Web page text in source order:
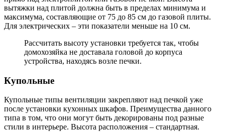
вытяжки над плитой должна быть в пределах минимума и
максимума, составляющие от 75 до 85 см до газовой плиты.
Для электрических – эти показатели меньше на 10 см.
Рассчитать высоту установки требуется так, чтобы
домохозяйка не доставала головой до корпуса
устройства, находясь возле печки.
Купольные
Купольные типы вентиляции закрепляют над печкой уже
после установки кухонных шкафов. Преимущества данного
типа в том, что они могут быть декорированы под разные
стили в интерьере. Высота расположения – стандартная.